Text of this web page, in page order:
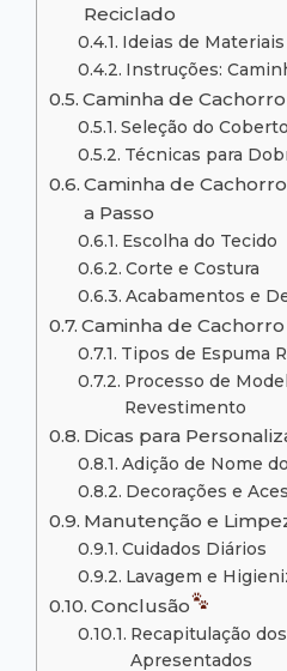
Reciclado
Ideias de
Instruções:
Caminha de
Seleção do
Técnicas para
Caminha de
a Passo
Escolha do Tecido
Corte e Costura
Acabamentos e
Caminha de
Tipos de Espuma
Processo de
Revestimento
Dicas para
Adição de Nome
Decorações e
Manutenção e
Cuidados Diários
Lavagem e
Conclusão
Recapitulação
Apresentados